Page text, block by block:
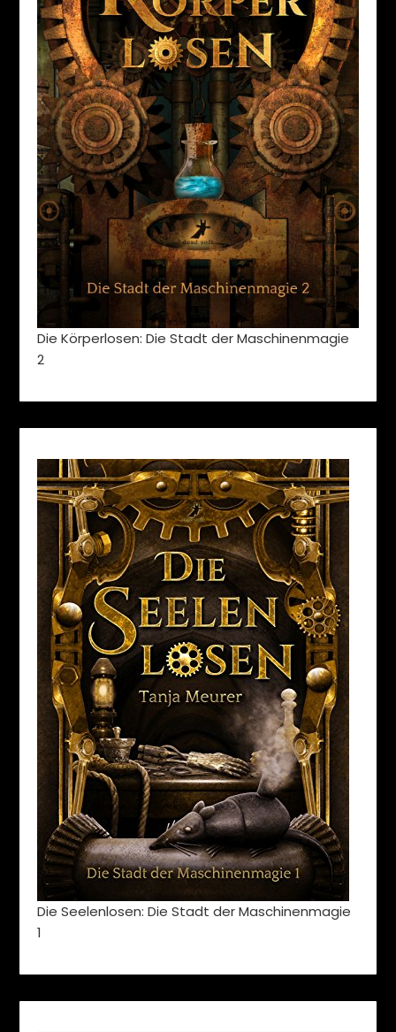
Die Körperlosen: Die Stadt der Maschinenmagie
2
Die Seelenlosen: Die Stadt der Maschinenmagie
1